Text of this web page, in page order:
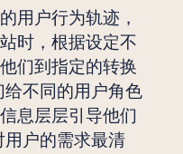
用户行为轨迹，
时，根据设定不
们到指定的转换
不同的用户角色
息层层引导他们
户的需求最清